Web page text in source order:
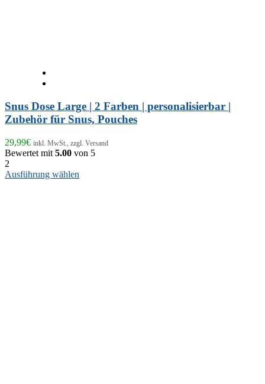
Snus Dose Large | 2 Farben | personalisierbar |
Zubehör für Snus, Pouches
29,99€ inkl. MwSt., zzgl. Versand
Bewertet mit 5.00 von 5
2
Ausführung wählen